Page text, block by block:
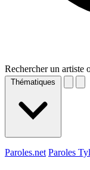
Rechercher un artiste
Thématiques
Paroles.net Paroles